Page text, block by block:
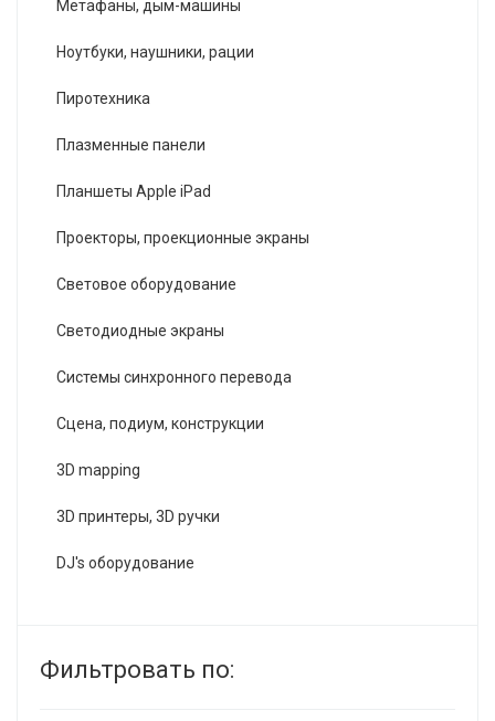
Метафаны, дым-машины
Ноутбуки, наушники, рации
Пиротехника
Плазменные панели
Планшеты Apple iPad
Проекторы, проекционные экраны
Световое оборудование
Светодиодные экраны
Системы синхронного перевода
Сцена, подиум, конструкции
3D mapping
3D принтеры, 3D ручки
DJ's оборудование
Фильтровать по: